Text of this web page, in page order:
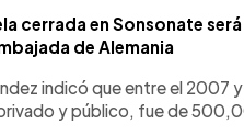
cerrada en Sonsonate
de Alemania
indicó que entre el 2007 y
y público, fue de